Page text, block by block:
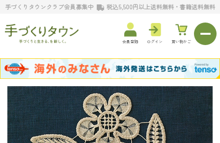
手づくりタウンクラブ会員募集中 税込5,500円以上送料無料・書籍送料無料
会員登録 ログイン 買い物かご